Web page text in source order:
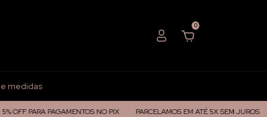
0
medidas
PAGAMENTOS NO PIX PARCELAMOS EM ATÉ 5X SEM JUROS